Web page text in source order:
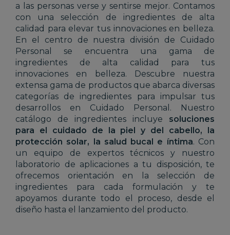
a las personas verse y sentirse mejor. Contamos
con una selección de ingredientes de alta
calidad para elevar tus innovaciones en belleza.
En el centro de nuestra división de Cuidado
Personal se encuentra una gama de
ingredientes de alta calidad para tus
innovaciones en belleza. Descubre nuestra
extensa gama de productos que abarca diversas
categorías de ingredientes para impulsar tus
desarrollos en Cuidado Personal. Nuestro
catálogo de ingredientes incluye soluciones
para el cuidado de la piel y del cabello, la
protección solar, la salud bucal e íntima. Con
un equipo de expertos técnicos y nuestro
laboratorio de aplicaciones a tu disposición, te
ofrecemos orientación en la selección de
ingredientes para cada formulación y te
apoyamos durante todo el proceso, desde el
diseño hasta el lanzamiento del producto.